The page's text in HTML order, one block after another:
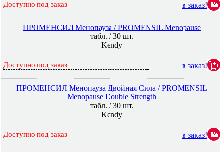
Доступно под заказ в заказ!
ПРОМЕНСИЛ Менопауза / PROMENSIL Menopause
табл. / 30 шт.
Kendy
Доступно под заказ в заказ!
ПРОМЕНСИЛ Менопауза Двойная Сила / PROMENSIL
Menopause Double Strength
табл. / 30 шт.
Kendy
Доступно под заказ в заказ!